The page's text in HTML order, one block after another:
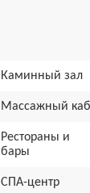
Каминный зал
Массажный
Рестораны и
бары
СПА-центр